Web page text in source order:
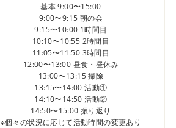
基本 9:00〜15:00
9:00〜9:15 朝の会
9:15〜10:00 1時間目
10:10〜10:55 2時間目
11:05〜11:50 3時間目
12:00〜13:00 昼食・昼休み
13:00〜13:15 掃除
13:15〜14:00 活動①
14:10〜14:50 活動②
14:50〜15:00 振り返り
※個々の状況に応じて活動時間の変更あり